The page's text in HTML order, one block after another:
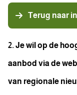
Terug naar
2. Je wil op de
aanbod via de
van regionale